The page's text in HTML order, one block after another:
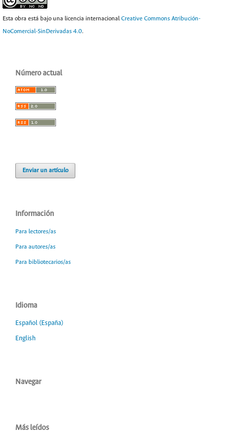
Esta obra está bajo una licencia internacional Creative Commons Atribución-
NoComercial-SinDerivadas 4.0.
Número actual
Enviar un artículo
Información
Para lectores/as
Para autores/as
Para bibliotecarios/as
Idioma
Español (España)
English
Navegar
Más leídos